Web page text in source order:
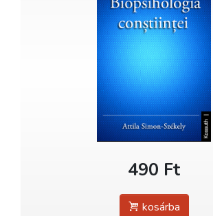
490 Ft
kosárba